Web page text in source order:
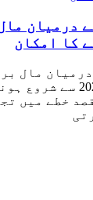
درمیان
کا امکان
مال
تجرباتی سفر مارچ
خطے میں